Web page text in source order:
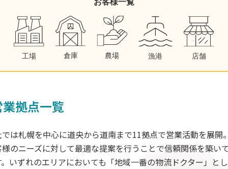
業拠点一覧
では札幌を中心に道央から道南まで11拠点で営業活動を展開
様のニーズに対して最適な提案を行うことで信頼関係を築い
。いずれのエリアにおいても「地域一番の物流ドクター」とし